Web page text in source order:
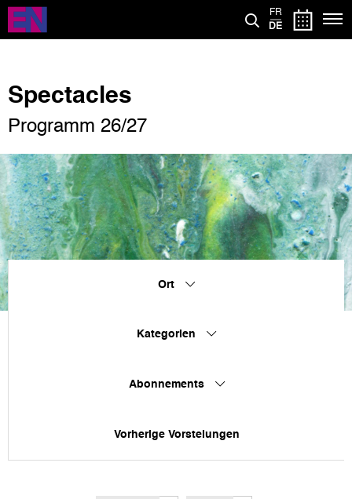
Direkt
zum
Inhalt
FR
DE
Spectacles
Programm 26/27
Ort
Kategorien
Abonnements
Vorherige Vorstelungen